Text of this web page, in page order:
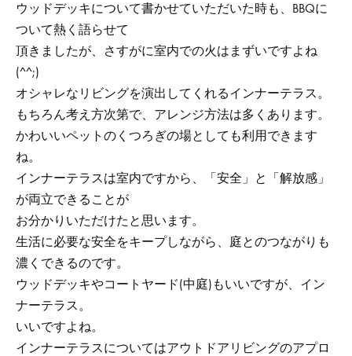
ウッドデッキについて書かせていただいた時も、BBQに
ついて熱く語らせて
頂きましたが、さすがに室内での火はまずいですよね
(^^;)
オシャレなリビングを演出してくれるインナーテラス。
もちろん考え方次第で、アレンジ方法は多くあります。
かわいいペットのくつろぎの場としても利用できます
ね。
インナーテラスは室内ですから、「安全」と「解放感」
が両立できることが
お分かりいただけたと思います。
生活に必要な安全をキープしながら、庭とのつながりも
濃くできるのです。
ウッドデッキやコートヤード(中庭)もいいですが、イン
ナーテラス。
いいですよね。
インナーテラスについてはアウトドアリビングのアプロ